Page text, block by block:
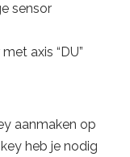
sensor
axis “DU”
aanmaken op
heb je nodig